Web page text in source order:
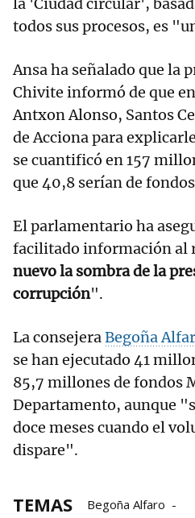
la 'Ciudad circular',
todos sus procesos, es
Ansa ha señalado que la
Chivite informó de que
Antxon Alonso, Santos
de Acciona para
se cuantificó en 157
que 40,8 serían de
El parlamentario ha
facilitado información al
nuevo la sombra de la
corrupción".
La consejeraBegoña
se han ejecutado 41
85,7 millones de fondos
Departamento, aunque
doce meses cuando el
dispare".
TEMAS
Begoña Alfaro